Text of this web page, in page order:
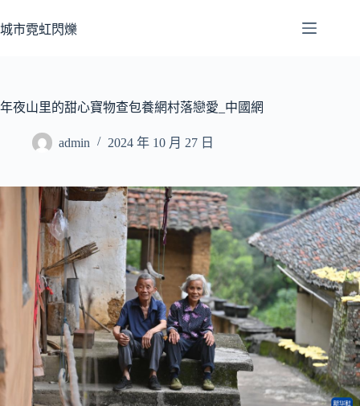
至
容
城市霓虹閃爍
年夜山里的甜心寶物查包養網村落戀愛_中國網
admin 2024 年 10 月 27 日